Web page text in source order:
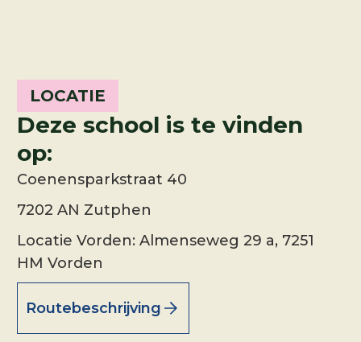
LOCATIE
Deze school is te vinden
op:
Coenensparkstraat 40
7202 AN Zutphen
Locatie Vorden: Almenseweg 29 a, 7251
HM Vorden
Routebeschrijving